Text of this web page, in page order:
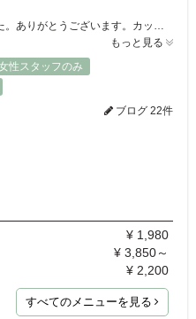
皆様にお世話になり30年を超えました。ありがとうございます。カット、カラー、パーマだけでなく、眉カットや草木染、フォンテーヌウィッグも人気がございます。地域の皆様にできるだけお安く一流の技術を提供しようと歩んでまいりました。縮毛矯正やストレートパーマもリーズナブルになっております。子供さんのスクール割引もございます。お気軽にお電話ください。
もっと見る
性スタッフのみ
ブログ 22件
¥ 1,980
¥ 3,850～
¥ 2,200
すべてのメニューを見る